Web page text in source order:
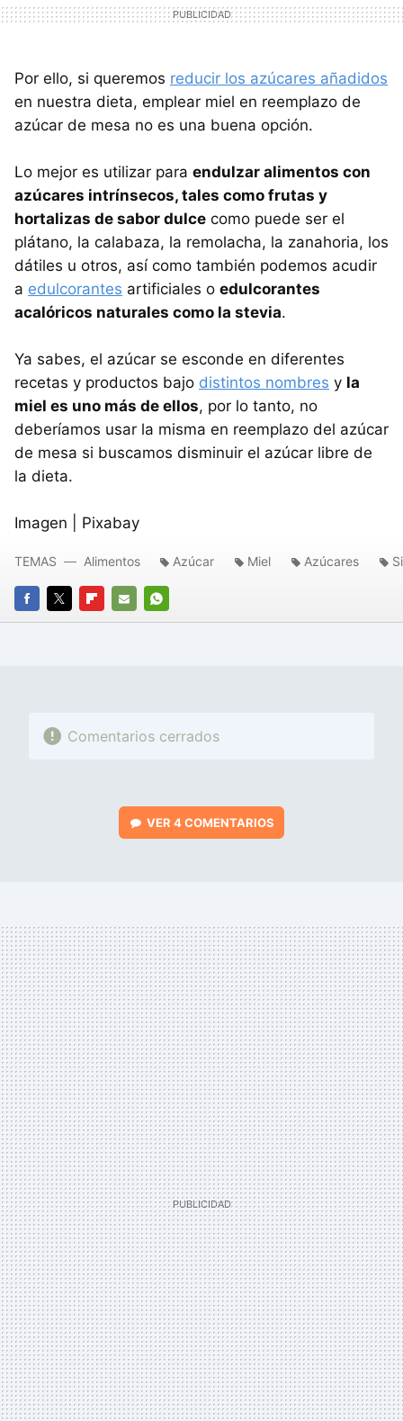
Por ello, si queremos reducir los azúcares añadidos
en nuestra dieta, emplear miel en reemplazo de
azúcar de mesa no es una buena opción.
Lo mejor es utilizar para endulzar alimentos con
azúcares intrínsecos, tales como frutas y
hortalizas de sabor dulce como puede ser el
plátano, la calabaza, la remolacha, la zanahoria, los
dátiles u otros, así como también podemos acudir
a edulcorantes artificiales o edulcorantes
acalóricos naturales como la stevia.
Ya sabes, el azúcar se esconde en diferentes
recetas y productos bajo distintos nombres y la
miel es uno más de ellos, por lo tanto, no
deberíamos usar la misma en reemplazo del azúcar
de mesa si buscamos disminuir el azúcar libre de
la dieta.
Imagen | Pixabay
FACEBOOK
TWITTERFLIPBOARD
E-
WHATSAPP
TEMAS Alimentos Azúcar Miel Azúcares
Comentarios cerrados
VER 4 COMENTARIOS